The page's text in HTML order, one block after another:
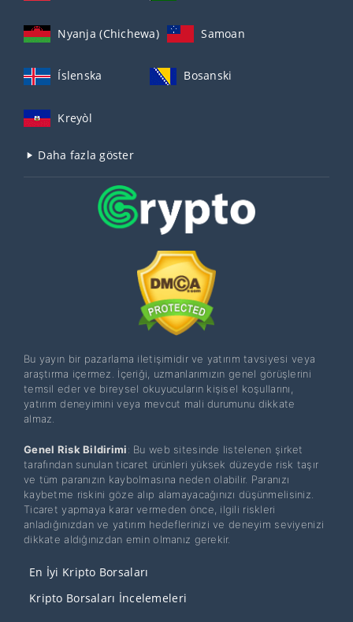
Nyanja (Chichewa) Samoan
Íslenska Bosanski
Kreyòl
Daha fazla göster
Bu yayın bir pazarlama iletişimidir ve yatırım tavsiyesi veya
araştırma içermez. İçeriği, uzmanlarımızın genel görüşlerini
temsil eder ve bireysel okuyucuların kişisel koşullarını,
yatırım deneyimini veya mevcut mali durumunu dikkate
almaz.
Genel Risk Bildirimi: Bu web sitesinde listelenen şirket
tarafından sunulan ticaret ürünleri yüksek düzeyde risk taşır
ve tüm paranızın kaybolmasına neden olabilir. Paranızı
kaybetme riskini göze alıp alamayacağınızı düşünmelisiniz.
Ticaret yapmaya karar vermeden önce, ilgili riskleri
anladığınızdan ve yatırım hedeflerinizi ve deneyim seviyenizi
dikkate aldığınızdan emin olmanız gerekir.
En İyi Kripto Borsaları
Kripto Borsaları İncelemeleri